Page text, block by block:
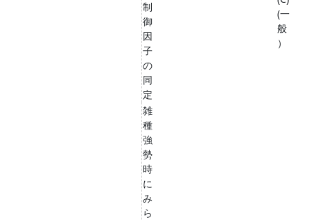
制
御
因
子
の
同
定
(一
般
）
雑
種
強
勢
時
に
み
ら